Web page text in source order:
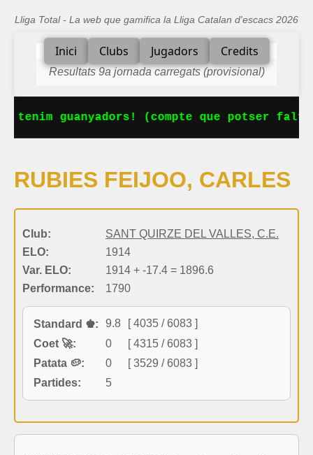
Lliga Total - La web que gamifica la Lliga Catalan d'escacs 2026
Inici Clubs Jugadors Credits
Resultats 9a jornada carregats (provisional)
tenim guanyadors! (compte que potser falta
RUBIES FEIJOO, CARLES
Club:
SANT QUIRZE DEL VALLES, C.E.
ELO:
1914
Var. ELO:
1914 + -17.4 = 1896.6
Performance:
1790
Standard ♚: 9.8
[ 4035 / 6083 ]
Coet 🚀:
0
[ 4315 / 6083 ]
Patata 🥔:
0
[ 3529 / 6083 ]
Partides:
5